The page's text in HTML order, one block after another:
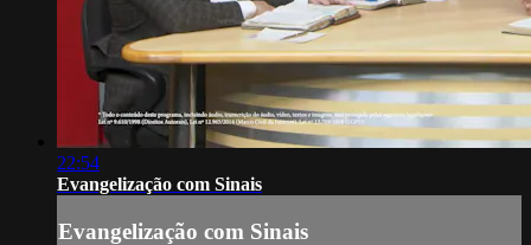
22:54
Evangelização com Sinais
Evangelização com Sinais